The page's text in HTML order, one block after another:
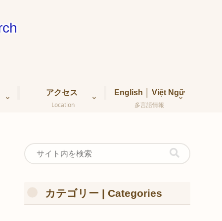
アクセス
Location
English │ Việt Ngữ
多言語情報
カテゴリー | Categories